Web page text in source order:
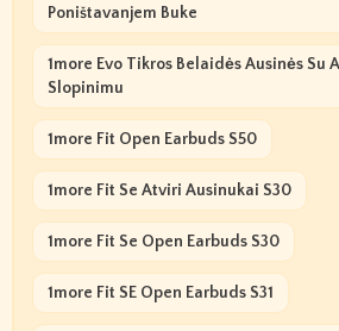
Poništavanjem Buke
1more Evo Tikros Belaidės Ausinės Su
Slopinimu
1more Fit Open Earbuds S50
1more Fit Se Atviri Ausinukai S30
1more Fit Se Open Earbuds S30
1more Fit SE Open Earbuds S31